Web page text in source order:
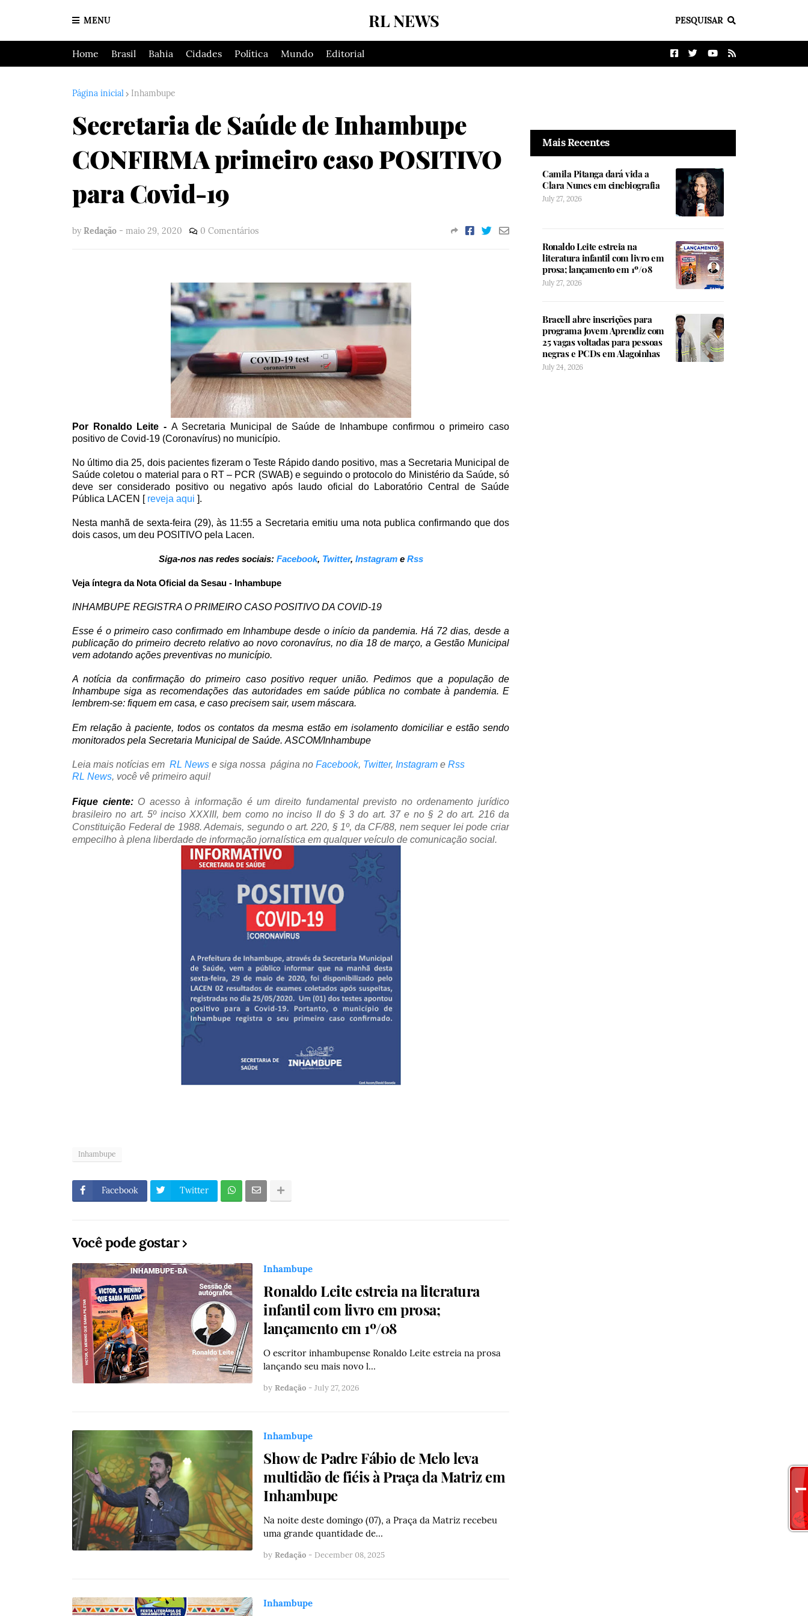
MENU RL NEWS PESQUISAR
Home Brasil Bahia Cidades Política Mundo Editorial
Página inicial Inhambupe
Secretaria de Saúde de Inhambupe
CONFIRMA primeiro caso POSITIVO
para Covid-19
by Redação - maio 29, 2020 0 Comentários
Por Ronaldo Leite - A Secretaria Municipal de Saúde de Inhambupe confirmou o primeiro caso
positivo de Covid-19 (Coronavírus) no município.
No último dia 25, dois pacientes fizeram o Teste Rápido dando positivo, mas a Secretaria Municipal de
Saúdecoletou o material para o RT – PCR (SWAB) e seguindo o protocolo do Ministério da Saúde, só
deve ser considerado positivo ou negativo após laudo oficial do
Laboratório Central de Saúde
Pública LACEN [ reveja aqui ].
Nesta manhã de sexta-feira (29), às 11:55 a Secretaria emitiu uma nota publica confirmando que dos
dois casos, um deu POSITIVO pela Lacen.
Siga-nos nas redes sociais: Facebook, Twitter, Instagrame Rss
Veja íntegra da Nota Oficial da Sesau - Inhambupe
INHAMBUPE REGISTRA O PRIMEIRO CASO POSITIVO DA COVID-19
Esse é o primeiro caso confirmado em Inhambupe desde o início da pandemia. Há 72 dias, desde a
publicação do primeiro decreto relativo ao novo coronavírus, no dia 18 de março, a Gestão Municipal
vem adotando ações preventivas no município.
A notícia da confirmação do primeiro caso positivo requer união. Pedimos que a população de
Inhambupe siga as recomendações das autoridades em saúde pública no combate à pandemia. E
lembrem-se: fiquem em casa, e caso precisem sair, usem máscara.
Em relação à paciente, todos os contatos da mesma estão em isolamento domiciliar e estão sendo
monitorados pela Secretaria Municipal de Saúde. ASCOM/Inhambupe
Leia mais notícias em RL News e siga nossa página no Facebook, Twitter, Instagram e Rss
RL News, você vê primeiro aqui!
Fique ciente: O acesso à informação é um direito fundamental previsto no ordenamento jurídico
brasileiro no art. 5º inciso XXXIII, bem como no inciso II do § 3 do art. 37 e no § 2 do art. 216 da
Constituição Federal de 1988. Ademais, segundo o art. 220, § 1º, da CF/88, nem sequer lei pode criar
empecilho à plena liberdade de informação jornalística em qualquer veículo de comunicação social.
Inhambupe
Facebook Twitter
Você pode gostar
Inhambupe
Ronaldo Leite estreia na literatura
infantil com livro em prosa;
lançamento em 1º/08
O escritor inhambupense Ronaldo Leite estreia na prosa
lançando seu mais novo l…
by Redação - July 27, 2026
Inhambupe
Show de Padre Fábio de Melo leva
multidão de fiéis à Praça da Matriz em
Inhambupe
Na noite deste domingo (07), a Praça da Matriz recebeu
uma grande quantidade de…
by Redação - December 08, 2025
Inhambupe
Mais Recentes
Camila Pitanga dará vida a
Clara Nunes em cinebiografia
July 27, 2026
Ronaldo Leite estreia na
literatura infantil com livro em
prosa; lançamento em 1º/08
July 27, 2026
Bracell abre inscrições para
programa Jovem Aprendiz com
25 vagas voltadas para pessoas
negras e PCDs em Alagoinhas
July 24, 2026